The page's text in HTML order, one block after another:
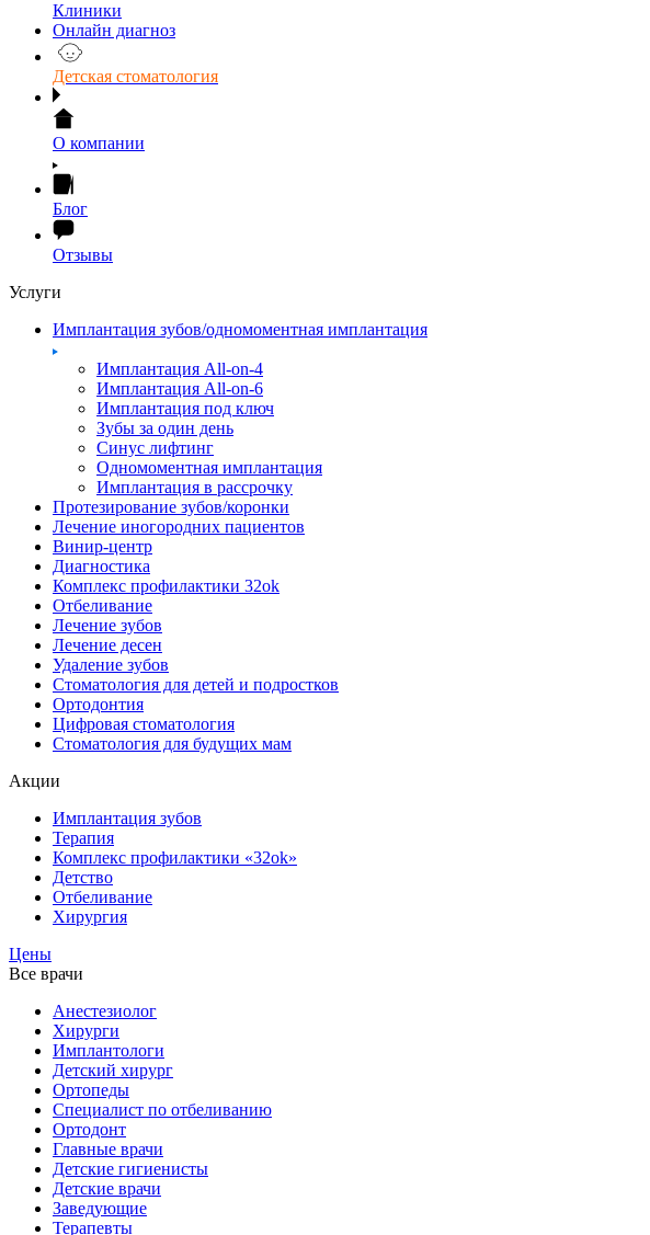
Клиники
Онлайн диагноз
Детская стоматология
О компании
Блог
Отзывы
Услуги
Имплантация зубов/одномоментная имплантация
Имплантация All-on-4
Имплантация All-on-6
Имплантация под ключ
Зубы за один день
Синус лифтинг
Одномоментная имплантация
Имплантация в рассрочку
Протезирование зубов/коронки
Лечение иногородних пациентов
Винир-центр
Диагностика
Комплекс профилактики 32ok
Отбеливание
Лечение зубов
Лечение десен
Удаление зубов
Стоматология для детей и подростков
Ортодонтия
Цифровая стоматология
Стоматология для будущих мам
Акции
Имплантация зубов
Терапия
Комплекс профилактики «32ok»
Детство
Отбеливание
Хирургия
Цены
Все врачи
Анестезиолог
Хирурги
Имплантологи
Детский хирург
Ортопеды
Специалист по отбеливанию
Ортодонт
Главные врачи
Детские гигиенисты
Детские врачи
Заведующие
Терапевты